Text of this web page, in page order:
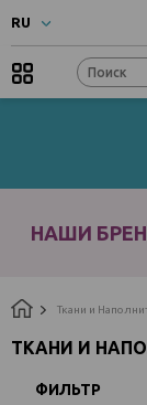
RU
UA- Українска
RU- Русский
НАШИ
Ткани и
ТКАНИ И
ФИЛЬТР